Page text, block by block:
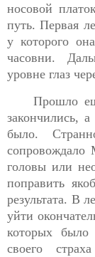
носовой
путь. Первая
у которого
часовни.
уровне глаз
Прошло
закончились,
было.
сопровождало
головы или
поправить
результата. В
уйти
которых
своего